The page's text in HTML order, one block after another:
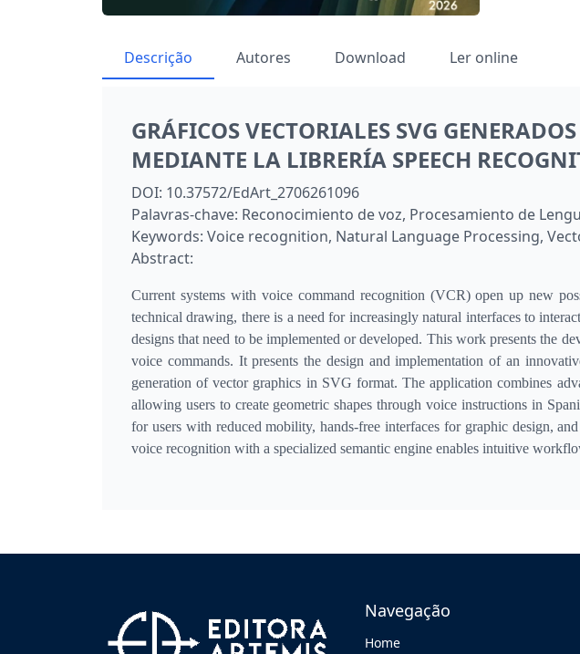
Descrição Autores Download Ler online
GRÁFICOS VECTORIALES SVG
MEDIANTE LA LIBRERÍA SPEECH
DOI: 10.37572/EdArt_2706261096
Palavras-chave: Reconocimiento de voz, Procesamiento de
Keywords: Voice recognition, Natural Language Processing,
Abstract:
Current systems with voice command recognition (VCR) open up new
technical drawing, there is a need for increasingly natural interfaces to
designs that need to be implemented or developed. This work presents the
voice commands. It presents the design and implementation of an
generation of vector graphics in SVG format. The application combines
allowing users to create geometric shapes through voice instructions in
for users with reduced mobility, hands-free interfaces for graphic design,
voice recognition with a specialized semantic engine enables intuitive
Navegação
Home